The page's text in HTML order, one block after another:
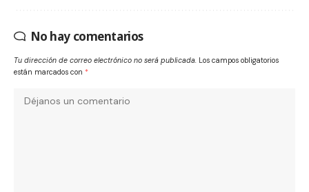
No hay comentarios
Tu dirección de correo electrónico no será publicada. Los campos obligatorios
están marcados con *